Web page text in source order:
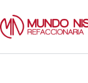
contenido